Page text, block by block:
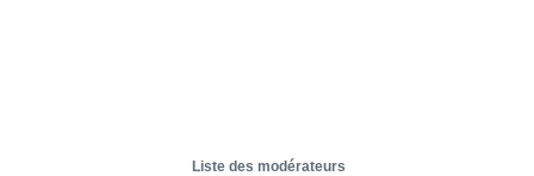
Liste des modérateurs